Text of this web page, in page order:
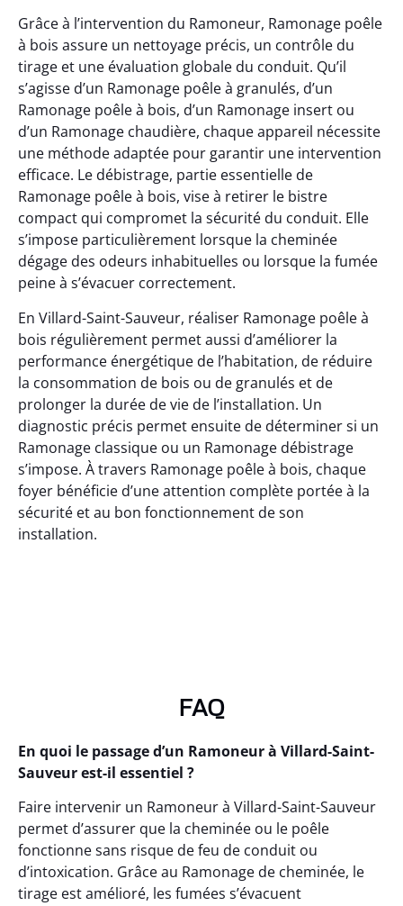
Grâce à l’intervention du Ramoneur, Ramonage poêle
à bois assure un nettoyage précis, un contrôle du
tirage et une évaluation globale du conduit. Qu’il
s’agisse d’un Ramonage poêle à granulés, d’un
Ramonage poêle à bois, d’un Ramonage insert ou
d’un Ramonage chaudière, chaque appareil nécessite
une méthode adaptée pour garantir une intervention
efficace. Le débistrage, partie essentielle de
Ramonage poêle à bois, vise à retirer le bistre
compact qui compromet la sécurité du conduit. Elle
s’impose particulièrement lorsque la cheminée
dégage des odeurs inhabituelles ou lorsque la fumée
peine à s’évacuer correctement.
En Villard-Saint-Sauveur, réaliser Ramonage poêle à
bois régulièrement permet aussi d’améliorer la
performance énergétique de l’habitation, de réduire
la consommation de bois ou de granulés et de
prolonger la durée de vie de l’installation. Un
diagnostic précis permet ensuite de déterminer si un
Ramonage classique ou un Ramonage débistrage
s’impose. À travers Ramonage poêle à bois, chaque
foyer bénéficie d’une attention complète portée à la
sécurité et au bon fonctionnement de son
installation.
FAQ
En quoi le passage d’un Ramoneur à Villard-Saint-
Sauveur est-il essentiel ?
Faire intervenir un Ramoneur à Villard-Saint-Sauveur
permet d’assurer que la cheminée ou le poêle
fonctionne sans risque de feu de conduit ou
d’intoxication. Grâce au Ramonage de cheminée, le
tirage est amélioré, les fumées s’évacuent